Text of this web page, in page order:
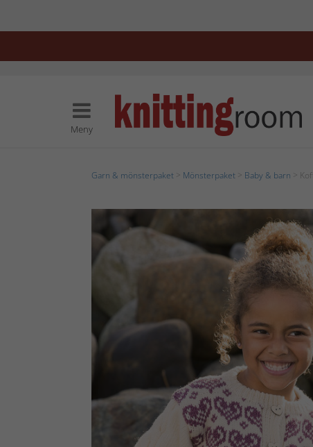
Meny
Garn & mönsterpaket Mönsterpaket Baby & barn >